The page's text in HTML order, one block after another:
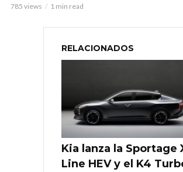
785 views 1 min read
RELACIONADOS
Kia lanza la Sportage
Line HEV y el K4